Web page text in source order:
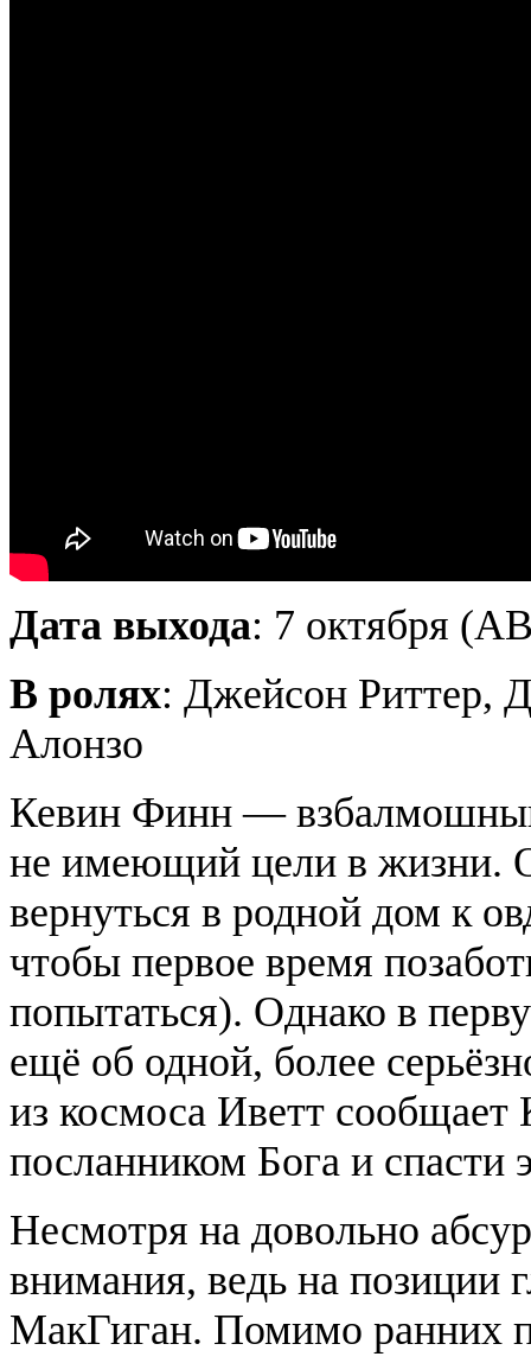
Дата выхода: 7 октября
В ролях: Джейсон Риттер,
Алонзо
Кевин Финн —
не имеющий цели в жизни.
вернуться в родной дом к
чтобы первое время
попытаться). Однако в
ещё об одной, более
из космоса Иветт сообщает
посланником Бога и
Несмотря на довольно
внимания, ведь на позиции
МакГиган. Помимо ранних